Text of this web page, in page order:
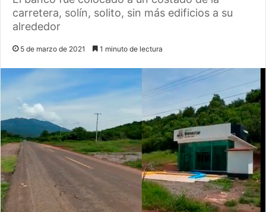
carretera, solín, solito, sin más edificios a su
alrededor
5 de marzo de 2021 1 minuto de lectura